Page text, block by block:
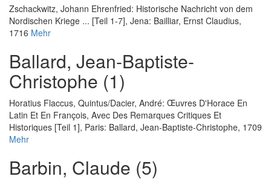
Zschackwitz, Johann Ehrenfried: Historische Nachricht von dem
Nordischen Kriege ... [Teil 1-7], Jena: Bailliar, Ernst Claudius,
1716 Mehr
Ballard, Jean-Baptiste-
Christophe (1)
Horatius Flaccus, Quintus/Dacier, André: Œuvres D'Horace En
Latin Et En François, Avec Des Remarques Critiques Et
Historiques [Teil 1], Paris: Ballard, Jean-Baptiste-Christophe, 1709
Mehr
Barbin, Claude (5)